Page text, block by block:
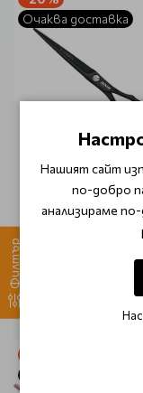
Филтър
Очаква доставка
Ножица за
Jaguar JP10 Black
Offset
Нашият сайт
по-добро
анализираме